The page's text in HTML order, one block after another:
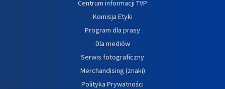
Centrum informacji TVP
Komisja Etyki
Program dla prasy
Dla mediów
Serwis fotograficzny
Merchandising (znaki)
Polityka Prywatności